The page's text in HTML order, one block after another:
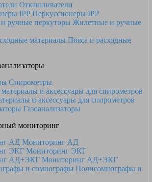
Откашливатели
Перкуссионеры IPP
Жилетные и ручные
Пояса и расходные
Спирометры
и аксессуары для спирометров
Газоанализаторы
мониторинг
Мониторинг АД
Мониторинг ЭКГ
Мониторинг АД+ЭКГ
Полисомнографы и